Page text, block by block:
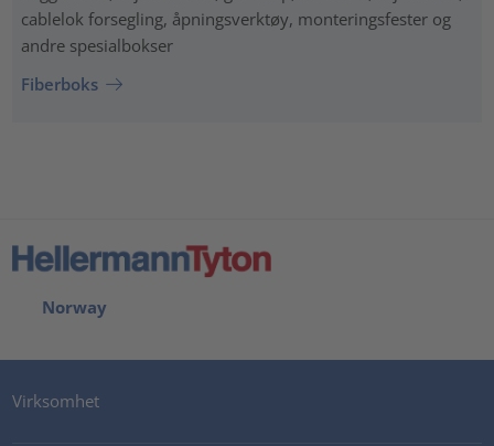
cablelok forsegling, åpningsverktøy, monteringsfester og
andre spesialbokser
Fiberboks
Norway
Virksomhet